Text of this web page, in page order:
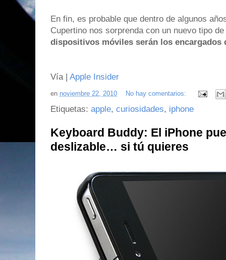
En fin, es probable que dentro de algunos
Cupertino nos sorprenda con un nuevo tipo
dispositivos móviles serán los encargados
Vía | Apple Insider
en noviembre 22, 2010 No hay comentarios:
Etiquetas: apple, curiosidades, iphone
Keyboard Buddy: El iPhone
deslizable… si tú quieres